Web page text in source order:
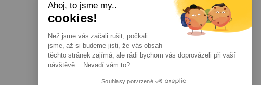
na stránce
Ahoj, to jsme my..
cookies!
Než jsme vás začali rušit, počkali
jsme, až si budeme jisti, že vás obsah
těchto stránek zajímá, ale rádi bychom vás doprovázeli při vaší
návštěvě... Nevadí vám to?
Souhlasy potvrzené